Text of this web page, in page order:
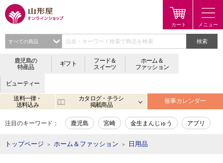
検索
鹿児島の
特産品
ギフト
フード＆
スイーツ
ホーム＆
ファッション
ビューティー
送料一律・
送料込み
カタログ・チラシ
掲載商品
催事カレンダー
注目のキーワード： 鹿児島 宮崎 金生まんじゅう アプリ
トップページ ＞ ホーム＆ファッション ＞ 日用品